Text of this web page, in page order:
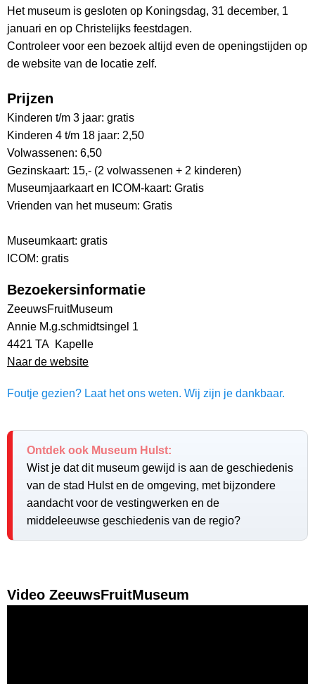
Het museum is gesloten op Koningsdag, 31 december, 1
januari en op Christelijks feestdagen.
Controleer voor een bezoek altijd even de openingstijden op
de website van de locatie zelf.
Prijzen
Kinderen t/m 3 jaar: gratis
Kinderen 4 t/m 18 jaar: 2,50
Volwassenen: 6,50
Gezinskaart: 15,- (2 volwassenen + 2 kinderen)
Museumjaarkaart en ICOM-kaart: Gratis
Vrienden van het museum: Gratis
Museumkaart: gratis
ICOM: gratis
Bezoekersinformatie
ZeeuwsFruitMuseum
Annie M.g.schmidtsingel 1
4421 TA Kapelle
Naar de website
Foutje gezien? Laat het ons weten. Wij zijn je dankbaar.
Ontdek ook Museum Hulst:
Wist je dat dit museum gewijd is aan de geschiedenis
van de stad Hulst en de omgeving, met bijzondere
aandacht voor de vestingwerken en de
middeleeuwse geschiedenis van de regio?
Video ZeeuwsFruitMuseum